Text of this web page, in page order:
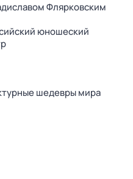
Флярковским
юношеский
шедевры мира